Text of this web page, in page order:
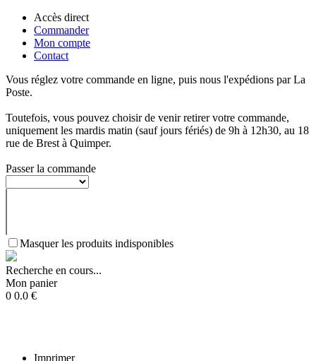
Accès direct
Commander
Mon compte
Contact
Vous réglez votre commande en ligne, puis nous l'expédions par La
Poste.
Toutefois, vous pouvez choisir de venir retirer votre commande,
uniquement les mardis matin (sauf jours fériés) de 9h à 12h30, au 18
rue de Brest à Quimper.
Passer la commande
Masquer les produits indisponibles
Recherche en cours...
Mon panier
0 0.0 €
Imprimer